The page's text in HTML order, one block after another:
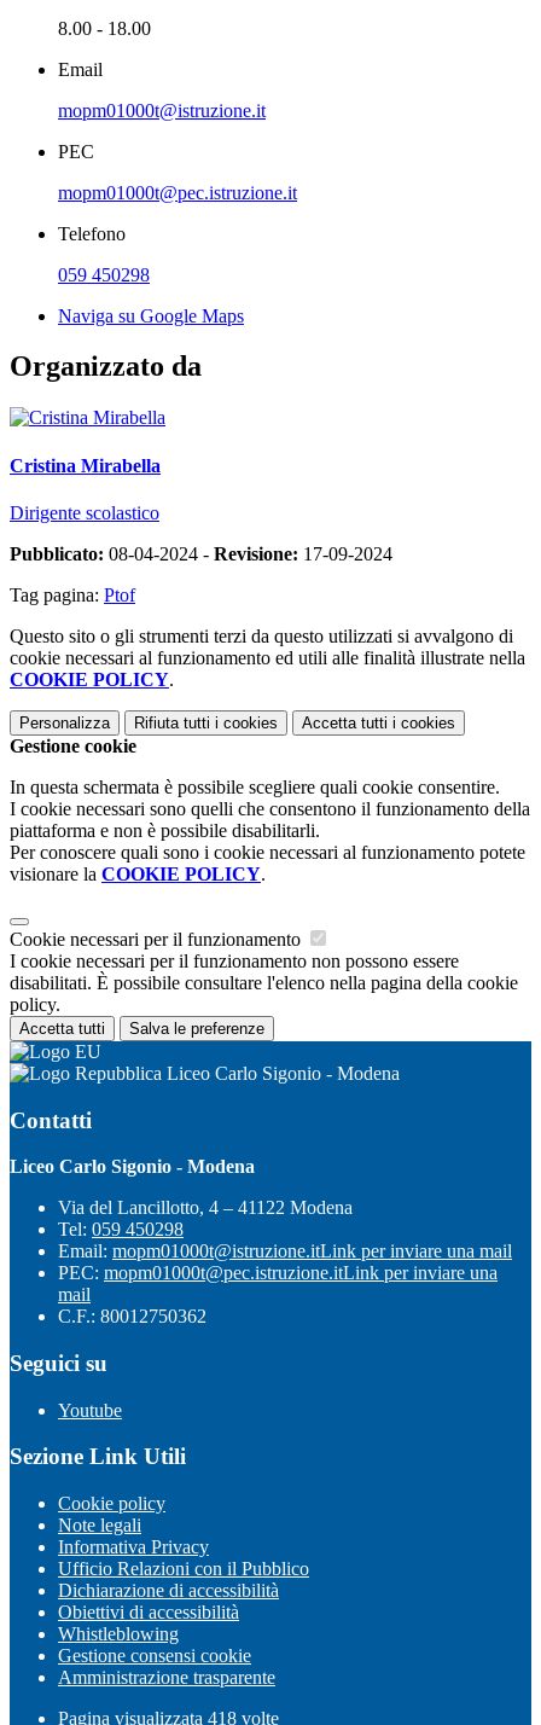
8.00 - 18.00
Email
mopm01000t@istruzione.it
PEC
mopm01000t@pec.istruzione.it
Telefono
059 450298
Naviga su Google Maps
Organizzato da
Cristina Mirabella
Dirigente scolastico
Pubblicato: 08-04-2024 - Revisione: 17-09-2024
Tag pagina: Ptof
Questo sito o gli strumenti terzi da questo utilizzati si avvalgono di
cookie necessari al funzionamento ed utili alle finalità illustrate nella
COOKIE POLICY.
Personalizza Rifiuta tutti i cookies Accetta tutti i cookies
Gestione cookie
In questa schermata è possibile scegliere quali cookie consentire.
I cookie necessari sono quelli che consentono il funzionamento della
piattaforma e non è possibile disabilitarli.
Per conoscere quali sono i cookie necessari al funzionamento potete
visionare la COOKIE POLICY.
Cookie necessari per il funzionamento
I cookie necessari per il funzionamento non possono essere
disabilitati. È possibile consultare l'elenco nella pagina della cookie
policy.
Accetta tutti Salva le preferenze
Liceo Carlo Sigonio - Modena
Contatti
Liceo Carlo Sigonio - Modena
Via del Lancillotto, 4 – 41122 Modena
Tel: 059 450298
Email: mopm01000t@istruzione.itLink per inviare una mail
PEC: mopm01000t@pec.istruzione.itLink per inviare una
mail
C.F.: 80012750362
Seguici su
Youtube
Sezione Link Utili
Cookie policy
Note legali
Informativa Privacy
Ufficio Relazioni con il Pubblico
Dichiarazione di accessibilità
Obiettivi di accessibilità
Whistleblowing
Gestione consensi cookie
Amministrazione trasparente
Pagina visualizzata 418 volte